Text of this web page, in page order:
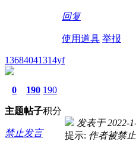
回复
使用道具 举报
13684041314yf
0
主题
190
帖子
190
积分
禁止发言
发表于 2022-
提示: 作者被禁